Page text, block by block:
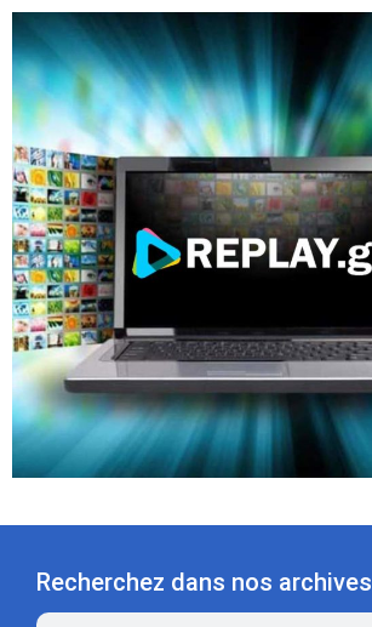
Recherchez dans nos archives